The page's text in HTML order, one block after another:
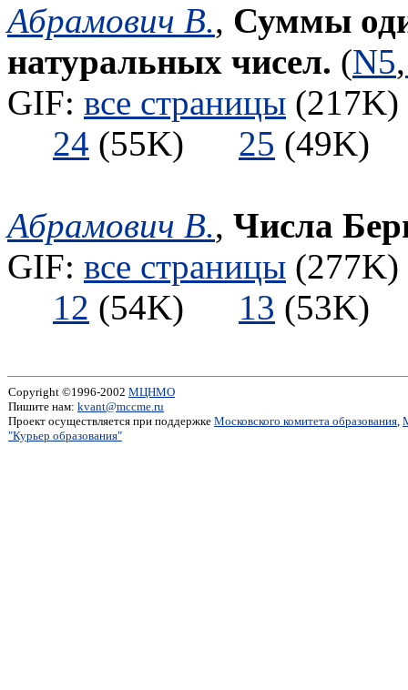
Абрамович В., Суммы
натуральных чисел. (N5,
GIF: все страницы
24 (55K) 25
Абрамович В., Числа
GIF: все страницы
12 (54K) 13
Copyright ©1996-2002 МЦНМО
Пишите нам: kvant@mccme.ru
Проект осуществляется при поддержке Московского комитета образования,
"Курьер образования"